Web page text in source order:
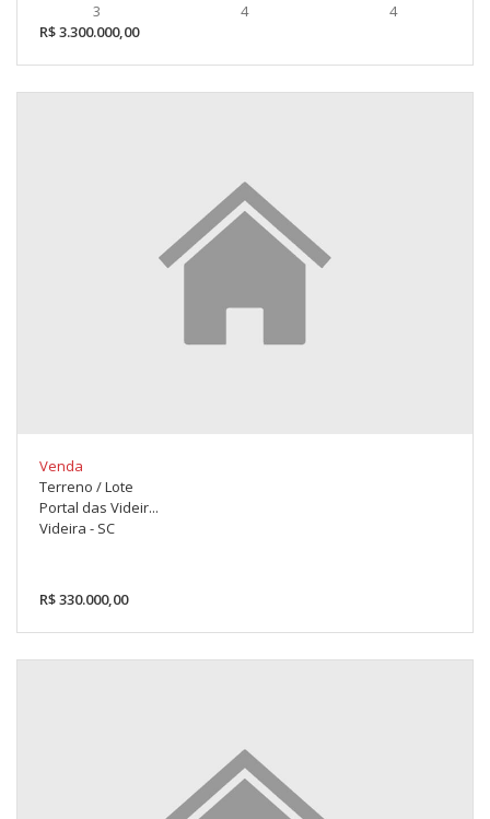
3 4
4
R$ 3.300.000,00
Venda
Terreno / Lote
Portal das Videir...
Videira - SC
R$ 330.000,00